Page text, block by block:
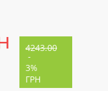
4243.00
-
3%
ГРН